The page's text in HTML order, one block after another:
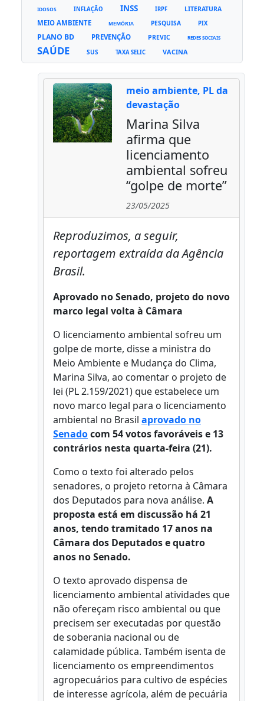
IDOSOS INFLAÇÃO INSS IRPF LITERATURA
MEIO AMBIENTE MEMÓRIA PESQUISA PIX
PLANO BD PREVENÇÃO PREVIC REDES SOCIAIS
SAÚDE SUS TAXA SELIC VACINA
meio ambiente, PL da
devastação
Marina Silva
afirma que
licenciamento
ambiental sofreu
“golpe de morte”
23/05/2025
Reproduzimos, a seguir,
reportagem extraída da Agência
Brasil.
Aprovado no Senado, projeto do novo
marco legal volta à Câmara
O licenciamento ambiental sofreu um
golpe de morte, disse a ministra do
Meio Ambiente e Mudança do Clima,
Marina Silva, ao comentar o projeto de
lei (PL 2.159/2021) que estabelece um
novo marco legal para o licenciamento
ambiental no Brasil aprovado no
Senadocom 54 votos favoráveis e 13
contrários nesta quarta-feira (21).
Como o texto foi alterado pelos
senadores, o projeto retorna à Câmara
dos Deputados para nova análise. A
proposta está em discussão há 21
anos, tendo tramitado 17 anos na
Câmara dos Deputados e quatro
anos no Senado.
O texto aprovado dispensa de
licenciamento ambiental atividades que
não ofereçam risco ambiental ou que
precisem ser executadas por questão
de soberania nacional ou de
calamidade pública. Também isenta de
licenciamento os empreendimentos
agropecuários para cultivo de espécies
de interesse agrícola, além de pecuária